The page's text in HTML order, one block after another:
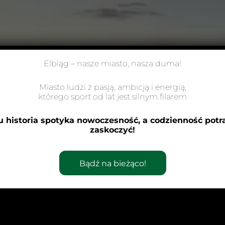
Elbląg – nasze miasto, nasza duma!
Miasto ludzi z pasją, ambicją i energią,
którego sport od lat jest silnym filarem
historia spotyka nowoczesność, a codzienność
zaskoczyć!
Bądź na bieżąco!